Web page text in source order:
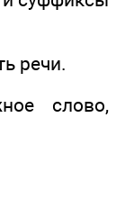
речи.
слово,